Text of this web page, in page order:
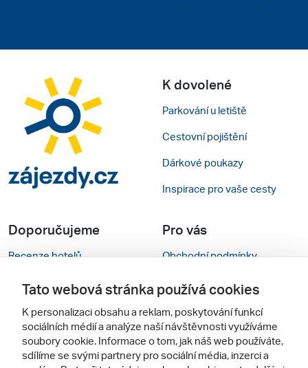
K dovolené
Parkování u letiště
Cestovní pojištění
Dárkové poukazy
Inspirace pro vaše cesty
Doporučujeme
Recenze hotelů
Rady na cestu
Cestovní kanceláře
Zájazdy.sk
Pro vás
Obchodní podmínky
Kontakty
Nastavení cookies
Mobilní verze webu
Tato webová stránka používá cookies
K personalizaci obsahu a reklam, poskytování funkcí
sociálních médií a analýze naší návštěvnosti využíváme
soubory cookie. Informace o tom, jak náš web používáte,
sdílíme se svými partnery pro sociální média, inzerci a